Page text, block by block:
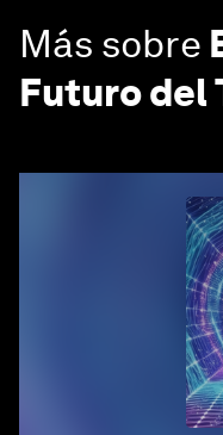
Más sobre
Futuro del